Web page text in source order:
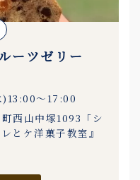
ーツゼリー
〜17:00
西山中塚1093「シ
とケ洋菓子教室』